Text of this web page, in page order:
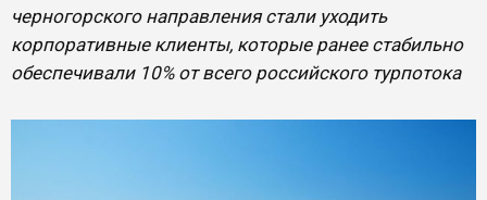
черногорского направления стали уходить
корпоративные клиенты, которые ранее стабильно
обеспечивали 10% от всего российского турпотока